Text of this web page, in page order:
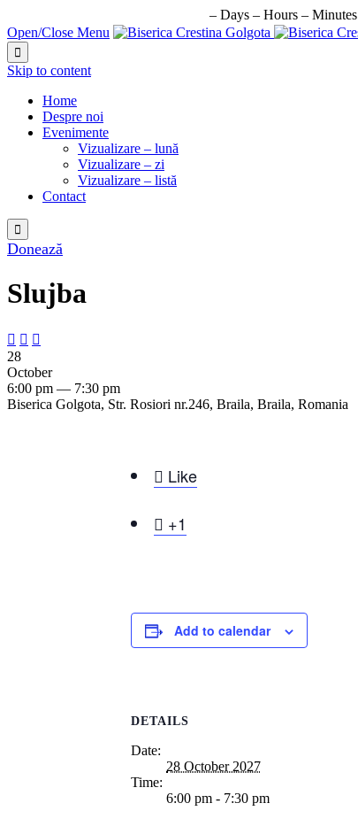
– Days – Hours – Minutes
Open/Close Menu

Skip to content
Home
Despre noi
Evenimente
Vizualizare – lună
Vizualizare – zi
Vizualizare – listă
Contact

Donează
Slujba
  
28
October
6:00 pm — 7:30 pm
Biserica Golgota, Str. Rosiori nr.246, Braila, Braila, Romania
 Like
 +1
Add to calendar
DETAILS
Date:
28 October 2027
Time:
6:00 pm - 7:30 pm